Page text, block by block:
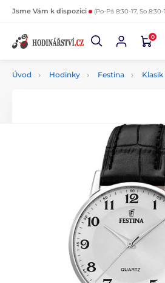
Jsme Vám k dispozici (Po-Pá 8:30-17, So 8:30-
0
Úvod Hodinky Festina Klasik